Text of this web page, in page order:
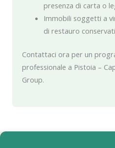
presenza di carta o
Immobili soggetti a
di restauro
Contattaci ora per un
professionale a Pistoia –
Group.